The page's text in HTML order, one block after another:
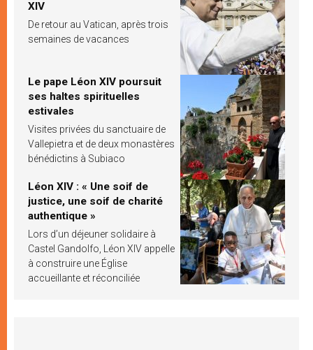
XIV
De retour au Vatican, après trois
semaines de vacances
Le pape Léon XIV poursuit
ses haltes spirituelles
estivales
Visites privées du sanctuaire de
Vallepietra et de deux monastères
bénédictins à Subiaco
Léon XIV : « Une soif de
justice, une soif de charité
authentique »
Lors d’un déjeuner solidaire à
Castel Gandolfo, Léon XIV appelle
à construire une Église
accueillante et réconciliée